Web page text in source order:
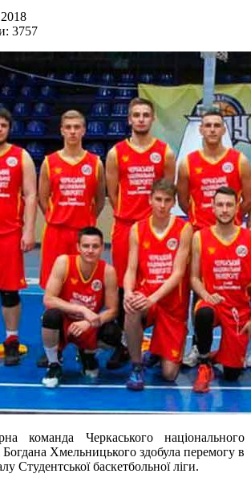
3757
команда Черкаського національного
Богдана Хмельницького здобула перемогу в
Студентської баскетбольної ліги.